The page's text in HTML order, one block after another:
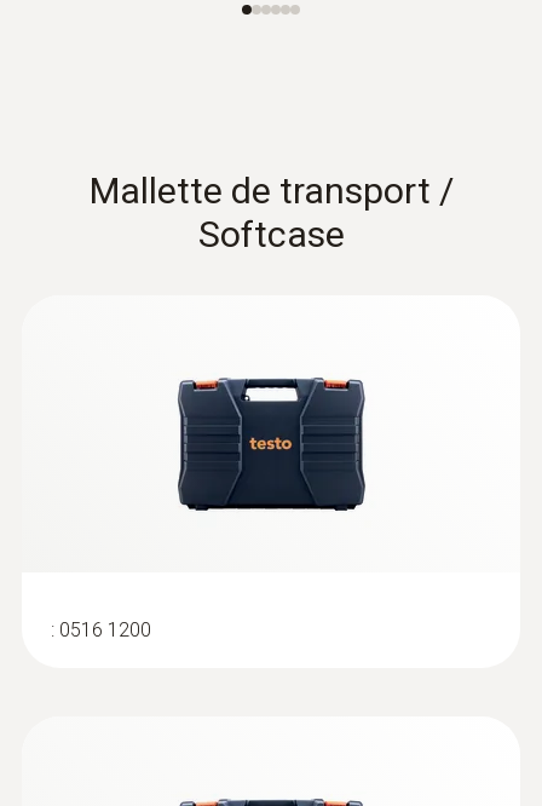
pointe de mesure flexible, temps de réponse
court et câble de 2 m de long
Mallette de transport /
Softcase
: 0516 1200